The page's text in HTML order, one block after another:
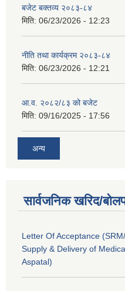
बजेट बक्तव्य २०८३-८४
मिति: 06/23/2026 - 12:23
नीति तथा कार्यक्रम २०८३-८४
मिति: 06/23/2026 - 12:21
आ.व. २०८२/८३ को बजेट
मिति: 09/16/2025 - 17:56
अन्य
सार्वजनिक खरिद/
Letter Of Acceptance
Supply & Delivery of
Aspatal)